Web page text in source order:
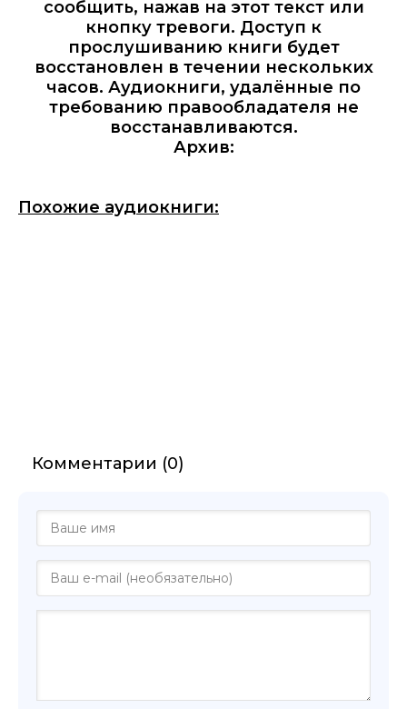
сообщить, нажав на этот текст или
кнопку тревоги. Доступ к
прослушиванию книги будет
восстановлен в течении нескольких
часов. Аудиокниги, удалённые по
требованию правообладателя не
восстанавливаются.
Архив:
Похожие аудиокниги:
Комментарии (0)